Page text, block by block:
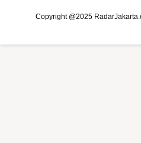
Copyright @2025